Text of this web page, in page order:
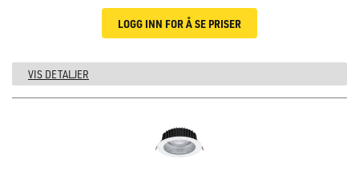
LOGG INN FOR Å SE PRISER
VIS DETALJER